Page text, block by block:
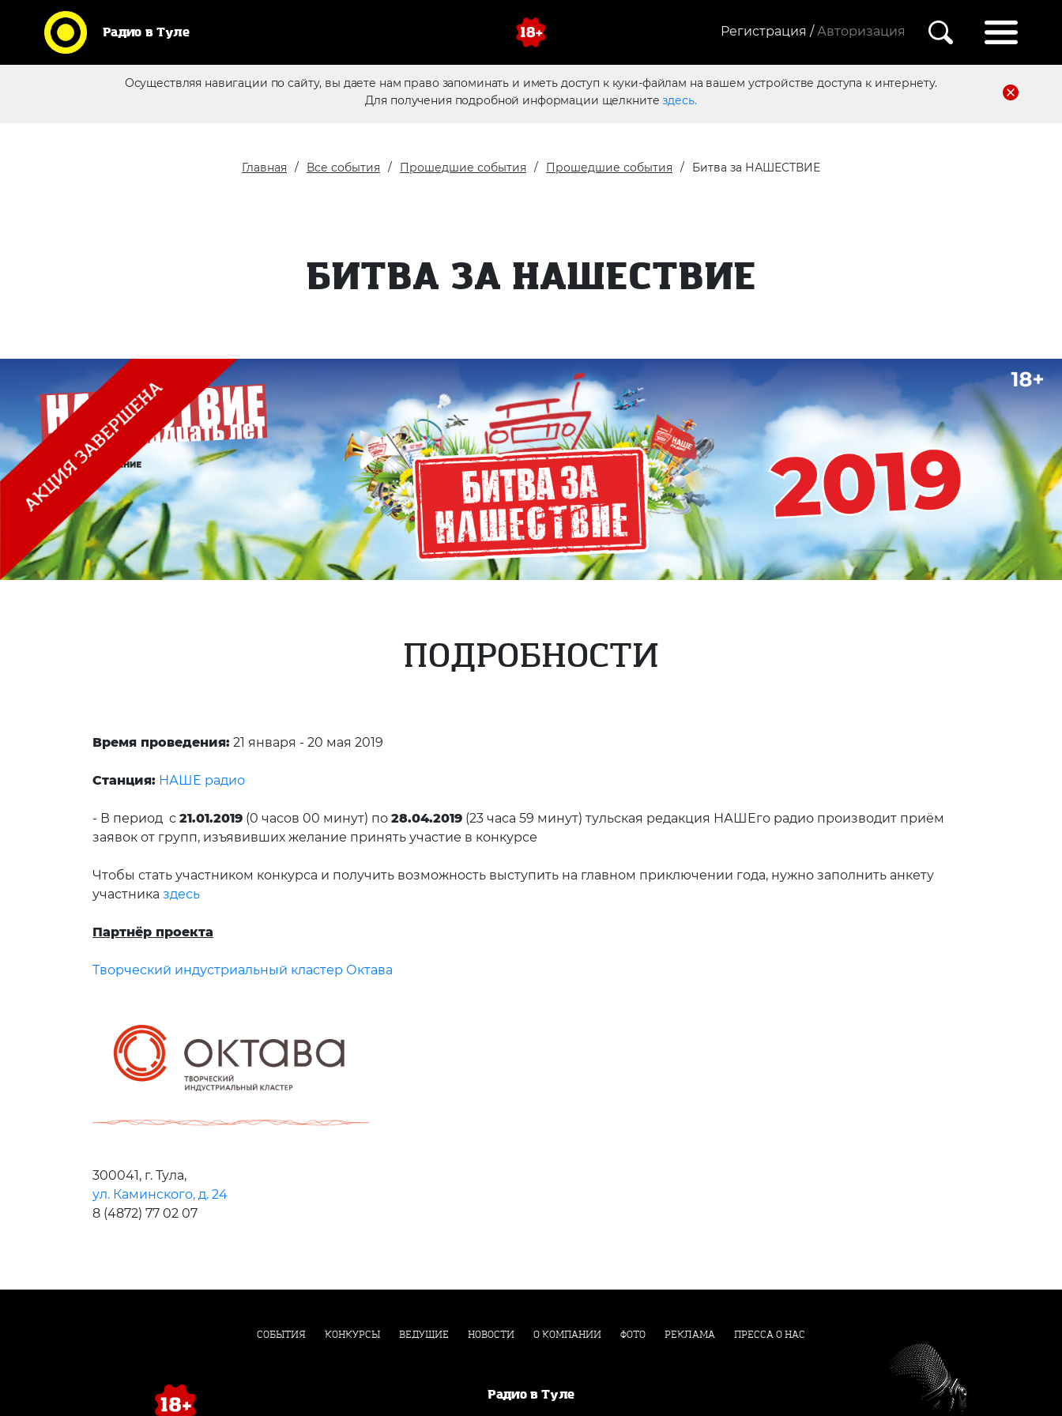
Радио в Туле Регистрация / Авторизация
Осуществляя навигации по сайту, вы даете нам право запоминать и иметь доступ к куки-файлам на вашем устройстве доступа к интернету.
Для получения подробной информации щелкнитездесь.
Кликни по логотипу любимой
станции и слушай радио
Главная Все события Прошедшие события Прошедшие события Битва за НАШЕСТВИЕ
БИТВА ЗА НАШЕСТВИЕ
ПОДРОБНОСТИ
Время проведения: 21 января - 20 мая 2019
Станция: НАШЕ радио
- В период с 21.01.2019 (0 часов 00 минут) по 28.04.2019 (23 часа 59 минут) тульская редакция НАШЕго радио производит приём
заявок от групп, изъявивших желание принять участие в конкурсе
Чтобы стать участником конкурса и получить возможность выступить на главном приключении года, нужно заполнить анкету
участника здесь
Партнёр проекта
Творческий индустриальный кластер Октава
300041, г. Тула,
ул. Каминского, д. 24
8 (4872) 77 02 07
СОБЫТИЯ КОНКУРСЫ ВЕДУЩИЕ НОВОСТИ О КОМПАНИИ ФОТО РЕКЛАМА ПРЕССА О НАС
Радио в Туле